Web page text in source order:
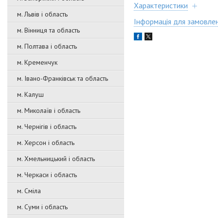
м. Львів і область
м. Вінниця та область
м. Полтава і область
м. Кременчук
м. Івано-Франківськ та область
м. Калуш
м. Миколаїв і область
м. Чернігів і область
м. Херсон і область
м. Хмельницький і область
м. Черкаси і область
м. Сміла
м. Суми і область
Характеристики
Інформація для